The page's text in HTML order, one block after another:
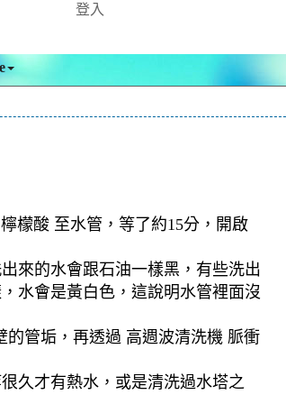
登入
檬酸 至水管，等了約15分，開啟
來的水會跟石油一樣黑，有些洗出
水會是黃白色，這說明水管裡面沒
管垢，再透過 高週波清洗機 脈衝
久才有熱水，或是清洗過水塔之